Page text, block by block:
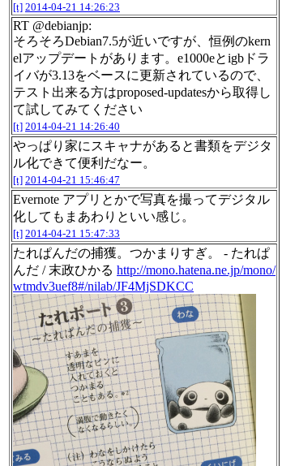
[t] 2014-04-21 14:26:23
RT @debianjp:
そろそろDebian7.5が近いですが、恒例のkern
elアップデートがあります。e1000eとigbドラ
イバが3.13をベースに更新されているので、
テスト出来る方はproposed-updatesから取得し
て試してみてください
[t] 2014-04-21 14:26:40
やっぱり家にスキャナがあると書類をデジタ
ル化できて便利だなー。
[t] 2014-04-21 15:46:47
Evernote アプリとかで写真を撮ってデジタル
化してもまあわりといい感じ。
[t] 2014-04-21 15:47:33
たれぱんだの捕獲。つかまりすぎ。 - たれぱ
んだ / 末政ひかる http://mono.hatena.ne.jp/mono/
wtmdv3uef8#/nilab/JF4MjSDKCC